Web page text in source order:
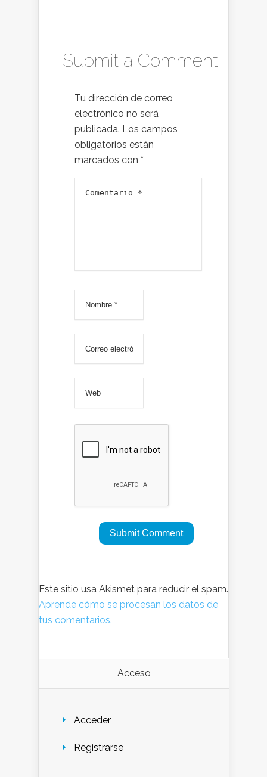
Submit a Comment
Tu dirección de correo
electrónico no será
publicada. Los campos
obligatorios están
marcados con *
Este sitio usa Akismet para reducir el spam.
Aprende cómo se procesan los datos de
tus comentarios.
Acceso
Acceder
Registrarse